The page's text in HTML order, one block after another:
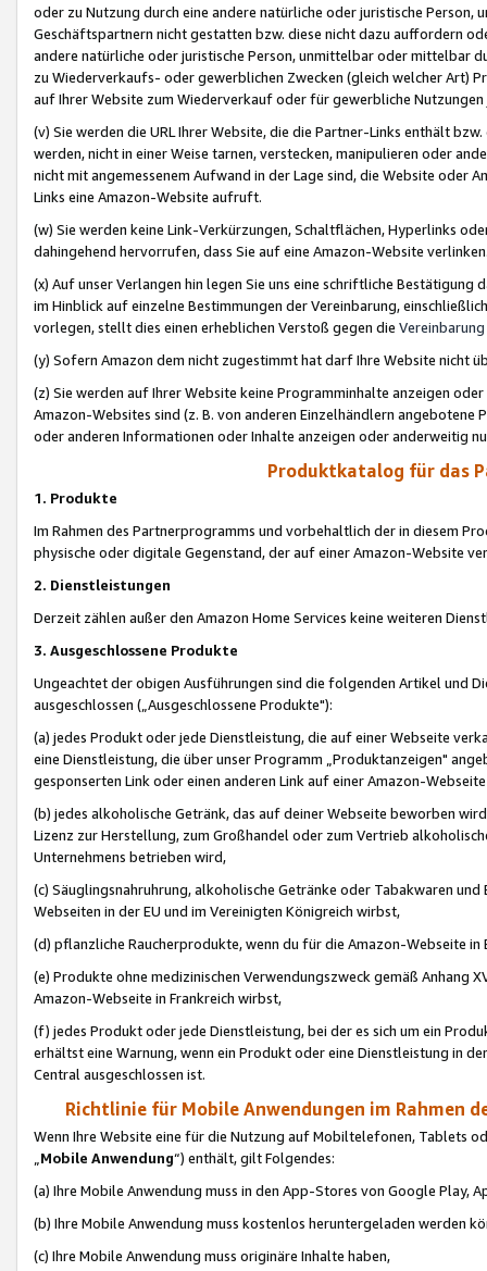
oder zu Nutzung durch eine andere natürliche oder juristische
Geschäftspartnern nicht gestatten bzw. diese nicht dazu auffordern
andere natürliche oder juristische Person, unmittelbar oder mittelbar
zu Wiederverkaufs- oder gewerblichen Zwecken (gleich welcher Art)
auf Ihrer Website zum Wiederverkauf oder für gewerbliche
(v) Sie werden die URL Ihrer Website, die die Partner-Links enthält
werden, nicht in einer Weise tarnen, verstecken, manipulieren oder
nicht mit angemessenem Aufwand in der Lage sind, die Website oder
Links eine Amazon-Website aufruft.
(w) Sie werden keine Link-Verkürzungen, Schaltflächen, Hyperlinks
dahingehend hervorrufen, dass Sie auf eine Amazon-Website
(x) Auf unser Verlangen hin legen Sie uns eine schriftliche
im Hinblick auf einzelne Bestimmungen der Vereinbarung,
vorlegen, stellt dies einen erheblichen Verstoß gegen die Vereinbarung
(y) Sofern Amazon dem nicht zugestimmt hat darf Ihre Website nicht
(z) Sie werden auf Ihrer Website keine Programminhalte anzeigen
Amazon-Websites sind (z. B. von anderen Einzelhändlern
oder anderen Informationen oder Inhalte anzeigen oder anderweitig
Produktkatalog für das
1. Produkte
Im Rahmen des Partnerprogramms und vorbehaltlich der in diesem
physische oder digitale Gegenstand, der auf einer Amazon-Website
2. Dienstleistungen
Derzeit zählen außer den Amazon Home Services keine weiteren
3. Ausgeschlossene Produkte
Ungeachtet der obigen Ausführungen sind die folgenden Artikel und
ausgeschlossen („Ausgeschlossene Produkte"):
(a) jedes Produkt oder jede Dienstleistung, die auf einer Webseite
eine Dienstleistung, die über unser Programm „Produktanzeigen"
gesponserten Link oder einen anderen Link auf einer Amazon-
(b) jedes alkoholische Getränk, das auf deiner Webseite beworben
Lizenz zur Herstellung, zum Großhandel oder zum Vertrieb
Unternehmens betrieben wird,
(c) Säuglingsnahruhrung, alkoholische Getränke oder Tabakwaren
Webseiten in der EU und im Vereinigten Königreich wirbst,
(d) pflanzliche Raucherprodukte, wenn du für die Amazon-Webseite in
(e) Produkte ohne medizinischen Verwendungszweck gemäß Anhang
Amazon-Webseite in Frankreich wirbst,
(f) jedes Produkt oder jede Dienstleistung, bei der es sich um ein
erhältst eine Warnung, wenn ein Produkt oder eine Dienstleistung in
Central ausgeschlossen ist.
Richtlinie für Mobile Anwendungen im Rahmen
Wenn Ihre Website eine für die Nutzung auf Mobiltelefonen, Tablets
„Mobile Anwendung“) enthält, gilt Folgendes:
(a) Ihre Mobile Anwendung muss in den App-Stores von Google Play,
(b) Ihre Mobile Anwendung muss kostenlos heruntergeladen werden
(c) Ihre Mobile Anwendung muss originäre Inhalte haben,